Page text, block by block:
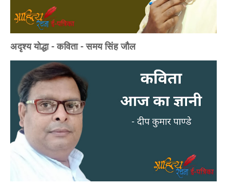
अदृश्य योद्धा - कविता - समय सिंह जौल